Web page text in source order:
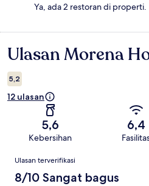
Ya, ada 2 restoran di properti.
Ulasan
Ulasan Morena
5,2
12 ulasan
5,6
Kebersihan
6,4
Ulasan
Ulasan terverifikasi
8/10 Sangat bagus